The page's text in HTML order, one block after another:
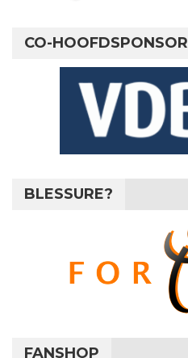
CO-HOOFDSPONSOR
BLESSURE?
FANSHOP